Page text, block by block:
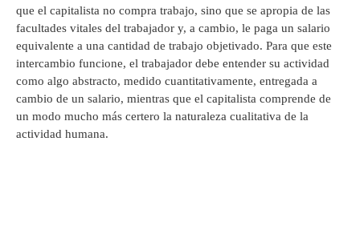
que el capitalista no compra trabajo, sino que se apropia de las
facultades vitales del trabajador y, a cambio, le paga un salario
equivalente a una cantidad de trabajo objetivado. Para que este
intercambio funcione, el trabajador debe entender su actividad
como algo abstracto, medido cuantitativamente, entregada a
cambio de un salario, mientras que el capitalista comprende de
un modo mucho más certero la naturaleza cualitativa de la
actividad humana.